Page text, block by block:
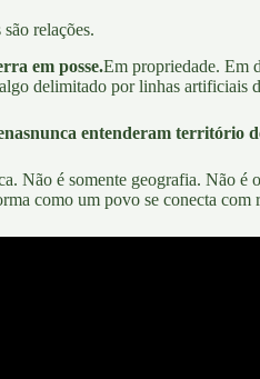
relações.
em posse.Em propriedade. Em
delimitado por linhas artificiais
nunca entenderam território
Não é somente geografia. Não
como um povo se conecta